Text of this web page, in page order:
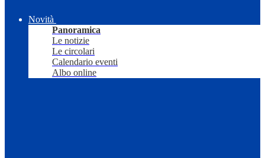
Novità
Panoramica
Le notizie
Le circolari
Calendario eventi
Albo online